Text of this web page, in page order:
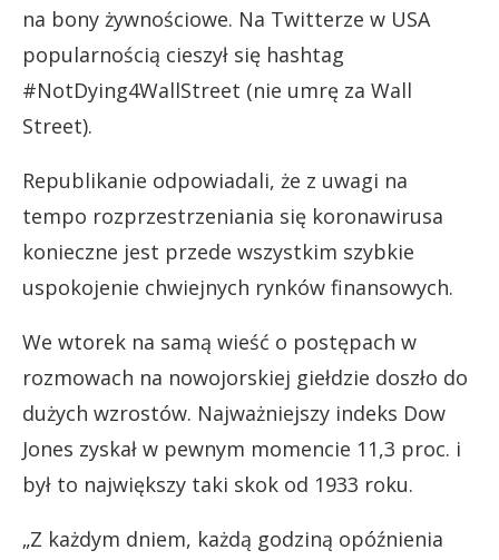
na bony żywnościowe. Na Twitterze w USA
popularnością cieszył się hashtag
#NotDying4WallStreet (nie umrę za Wall
Street).
Republikanie odpowiadali, że z uwagi na
tempo rozprzestrzeniania się koronawirusa
konieczne jest przede wszystkim szybkie
uspokojenie chwiejnych rynków finansowych.
We wtorek na samą wieść o postępach w
rozmowach na nowojorskiej giełdzie doszło do
dużych wzrostów. Najważniejszy indeks Dow
Jones zyskał w pewnym momencie 11,3 proc. i
był to największy taki skok od 1933 roku.
„Z każdym dniem, każdą godziną opóźnienia